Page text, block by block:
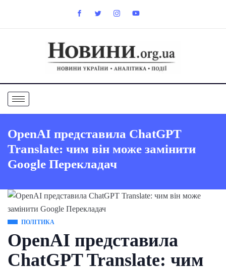
OpenAI представила ChatGPT
Translate: чим він може замінити
Google Перекладач
ПОЛІТИКА
OpenAI представила
ChatGPT Translate: чим